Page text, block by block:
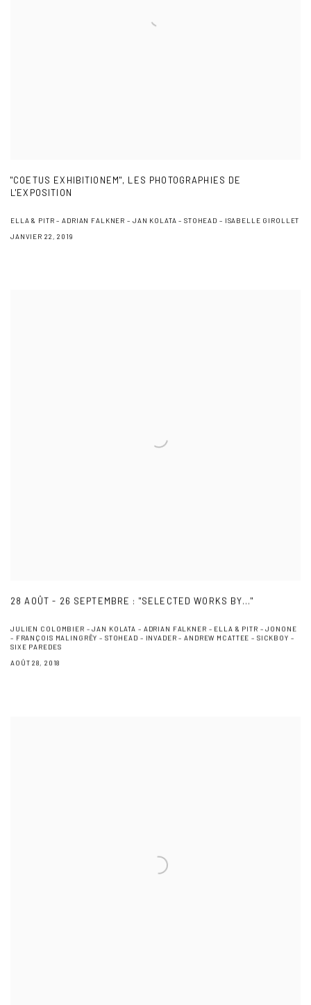
"COETUS EXHIBITIONEM", LES PHOTOGRAPHIES DE
L'EXPOSITION
ELLA & PITR – ADRIAN FALKNER – JAN KOLATA – STOHEAD – ISABELLE GIROLLET
JANVIER 22, 2019
28 AOÛT - 26 SEPTEMBRE : "SELECTED WORKS BY..."
JULIEN COLOMBIER – JAN KOLATA – ADRIAN FALKNER – ELLA & PITR – JONONE
– FRANÇOIS MALINGRËY – STOHEAD – INVADER – ANDREW MCATTEE – SICKBOY –
SIXE PAREDES
AOÛT 28, 2018